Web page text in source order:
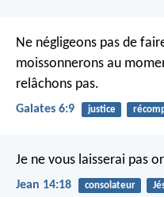
Ne négligeons pas de
moissonnerons au
relâchons pas.
Galates 6:9 justice
Je ne vous laisserai pas
Jean 14:18 consolateur